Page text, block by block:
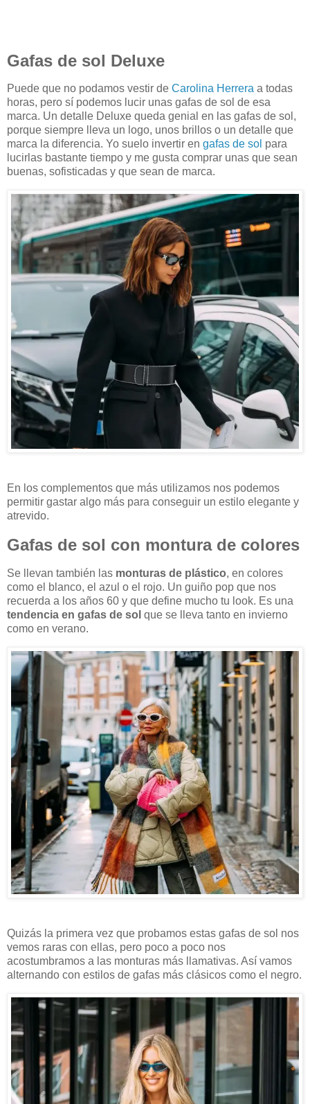
Gafas de sol Deluxe
Puede que no podamos vestir de Carolina Herrera a todas
horas, pero sí podemos lucir unas gafas de sol de esa
marca. Un detalle Deluxe queda genial en las gafas de sol,
porque siempre lleva un logo, unos brillos o un detalle que
marca la diferencia. Yo suelo invertir en gafas de sol para
lucirlas bastante tiempo y me gusta comprar unas que sean
buenas, sofisticadas y que sean de marca.
En los complementos que más utilizamos nos podemos
permitir gastar algo más para conseguir un estilo elegante y
atrevido.
Gafas de sol con montura de colores
Se llevan también las monturas de plástico, en colores
como el blanco, el azul o el rojo. Un guiño pop que nos
recuerda a los años 60 y que define mucho tu look. Es una
tendencia en gafas de sol que se lleva tanto en invierno
como en verano.
Quizás la primera vez que probamos estas gafas de sol nos
vemos raras con ellas, pero poco a poco nos
acostumbramos a las monturas más llamativas. Así vamos
alternando con estilos de gafas más clásicos como el negro.